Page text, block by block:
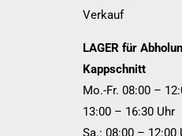
Verkauf
LAGER für
Kappschnitt
Mo.-Fr. 08:00 –
13:00 – 16:30 Uhr
Sa.: 08:00 – 12:00